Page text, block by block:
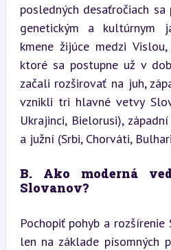
posledných desaťročiach
genetickým a kultúrnym
kmene žijúce medzi
ktoré sa postupne už v
začali rozširovať na juh,
vznikli tri hlavné vetvy
Ukrajinci, Bielorusi),
a južní (Srbi, Chorváti,
B. Ako moderná
Slovanov?
Pochopiť pohyb a
len na základe písomných